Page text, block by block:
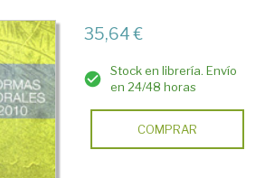
35,64 €
Stock en librería. Envío
en 24/48 horas
COMPRAR